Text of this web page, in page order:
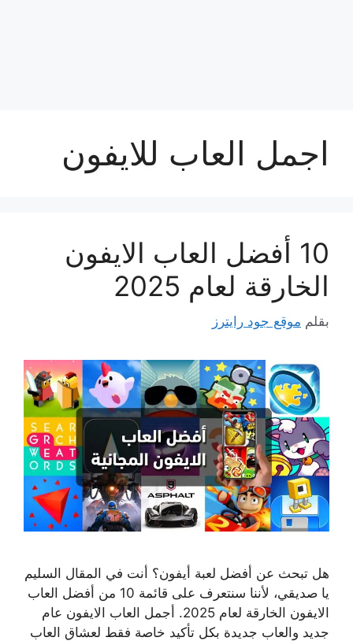
اجمل العاب للايفون
10 أفضل العاب الايفون
الخارقة لعام 2025
بقلم موقع جود رايترز
هل تبحث عن أفضل لعبة أيفون؟ أنت في المقال السليم
يا صديقي، لأننا سنتعرف على قائمة 10 من أفضل العاب
الايفون الخارقة لعام 2025. أجمل العاب الايفون عام
جديد والعاب جديدة بكل تأكيد خاصة فقط لعشاق العاب